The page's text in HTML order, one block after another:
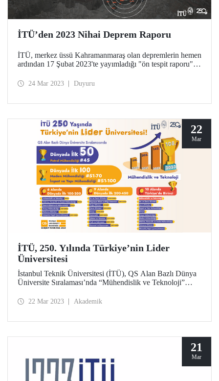
İTÜ’den 2023 Nihai Deprem Raporu
İTÜ, merkez üssü Kahramanmaraş olan depremlerin hemen
ardından 17 Şubat 2023'te yayımladığı "ön tespit raporu"nu
genişletilmesinin yanında depremin sosyolojik ve psikolojik
24 Mar 2023 Duyuru
22
Mar
İTÜ, 250. Yılında Türkiye’nin Lider
Üniversitesi
İstanbul Teknik Üniversitesi (İTÜ), QS Alan Bazlı Dünya
Üniversite Sıralaması’nda “Mühendislik ve Teknoloji”
toplam on farklı alanda birinci sırada yer aldı.
22 Mar 2023 Akademik
21
Mar